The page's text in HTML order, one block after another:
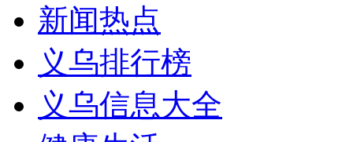
新闻热点
义乌排行榜
义乌信息大全